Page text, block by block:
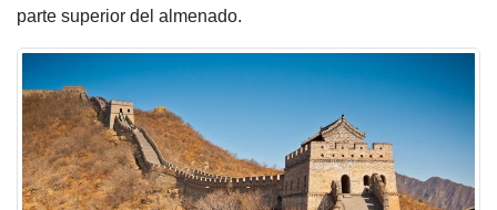
parte superior del almenado.